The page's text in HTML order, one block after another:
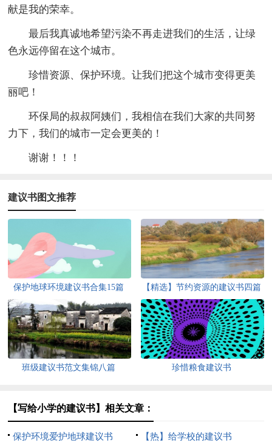
献是我的荣幸。
最后我真诚地希望污染不再走进我们的生活，让绿
色永远停留在这个城市。
珍惜资源、保护环境。让我们把这个城市变得更美
丽吧！
环保局的叔叔阿姨们，我相信在我们大家的共同努
力下，我们的城市一定会更美的！
谢谢！！！
建议书图文推荐
保护地球环境建议书合集15篇 【精选】节约资源的建议书四篇
班级建议书范文集锦八篇 珍惜粮食建议书
【写给小学的建议书】相关文章：
保护环境爱护地球建议书 【热】给学校的建议书